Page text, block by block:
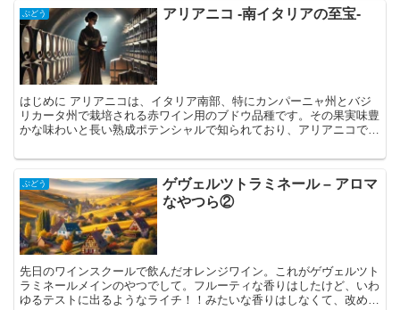
ぶどう アリアニコ -南イタリアの至宝-
はじめに アリアニコは、イタリア南部、特にカンパーニャ州とバジ
リカータ州で栽培される赤ワイン用のブドウ品種です。その果実味豊
かな味わいと長い熟成ポテンシャルで知られており、アリアニコで作
ぶどう
ゲヴェルツトラミネール – アロマ
なやつら②
先日のワインスクールで飲んだオレンジワイン。これがゲヴェルツト
ラミネールメインのやつでして。フルーティな香りはしたけど、いわ
ゆるテストに出るようなライチ！！みたいな香りはしなくて、改めて